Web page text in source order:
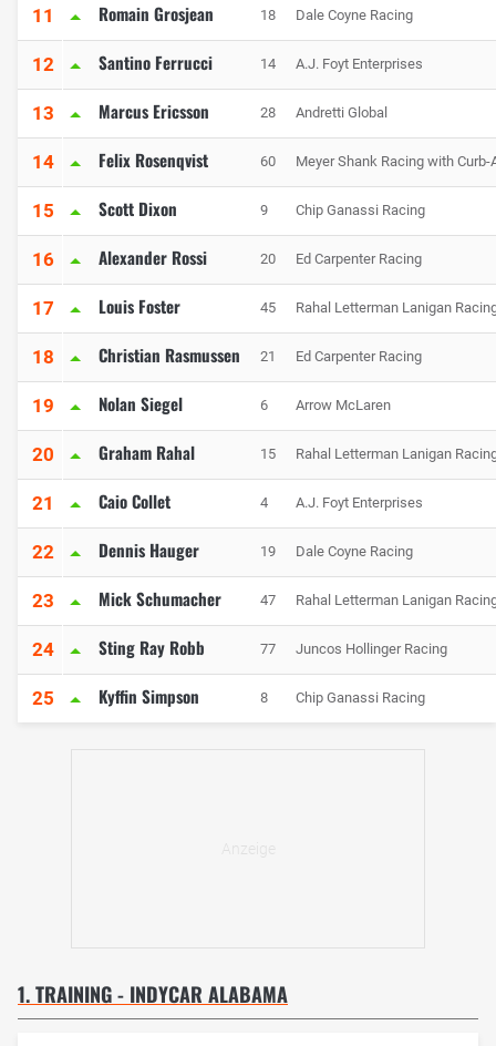
11 Romain Grosjean 18 Dale Coyne Racing
12 Santino Ferrucci 14 A.J. Foyt Enterprises
13 Marcus Ericsson 28 Andretti Global
14 Felix Rosenqvist 60 Meyer Shank Racing with Curb-
15 Scott Dixon 9 Chip Ganassi Racing
16 Alexander Rossi 20 Ed Carpenter Racing
17 Louis Foster 45 Rahal Letterman Lanigan
18 Christian Rasmussen 21 Ed Carpenter Racing
19 Nolan Siegel 6 Arrow McLaren
20 Graham Rahal 15 Rahal Letterman Lanigan
21 Caio Collet 4 A.J. Foyt Enterprises
22 Dennis Hauger 19 Dale Coyne Racing
23 Mick Schumacher 47 Rahal Letterman Lanigan
24 Sting Ray Robb 77 Juncos Hollinger Racing
25 Kyffin Simpson 8 Chip Ganassi Racing
1. TRAINING - INDYCAR ALABAMA